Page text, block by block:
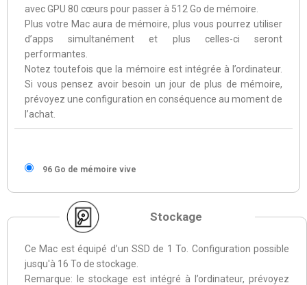
avec GPU 80 cœurs pour passer à 512 Go de mémoire.
Plus votre Mac aura de mémoire, plus vous pourrez utiliser
d’apps simultanément et plus celles-ci seront
performantes.
Notez toutefois que la mémoire est intégrée à l’ordinateur.
Si vous pensez avoir besoin un jour de plus de mémoire,
prévoyez une configuration en conséquence au moment de
l’achat.
96 Go de mémoire vive
Stockage
Ce Mac est équipé d’un SSD de 1 To. Configuration possible
jusqu'à 16 To de stockage.
Remarque: le stockage est intégré à l’ordinateur, prévoyez